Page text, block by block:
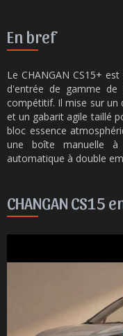
En bref
Le CHANGAN CS15+
d'entrée de gamme
compétitif. Il mise sur un
et un gabarit agile taillé
bloc essence
une boîte manuelle
automatique à double
CHANGAN CS15